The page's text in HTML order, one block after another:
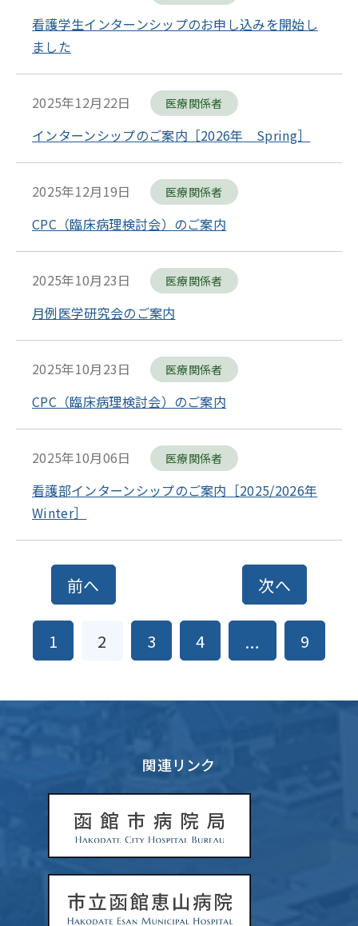
看護学生インターンシップのお申し込みを開始し
ました
2025年12月22日 医療関係者
インターンシップのご案内［2026年 Spring］
2025年12月19日 医療関係者
CPC（臨床病理検討会）のご案内
2025年10月23日 医療関係者
月例医学研究会のご案内
2025年10月23日 医療関係者
CPC（臨床病理検討会）のご案内
2025年10月06日 医療関係者
看護部インターンシップのご案内［2025/2026年
Winter］
投
ナ
ゲ
前へ
1 2 3 4 … 9
次へ
関連リンク